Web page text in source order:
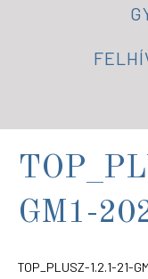
GM1-
TOP_PLUSZ-1.2.1-21-